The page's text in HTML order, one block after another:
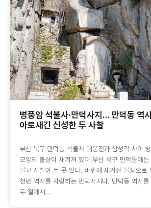
병풍암 석불사·만덕사지… 만덕동 역
아로새긴 신성한 두 사찰
부산 북구 만덕동 석불사 대웅전과 삼성각 사이
모양의 불상이 새겨져 있다.부산 북구 만덕동에
불교 사찰이 두 곳 있다. 바위에 새겨진 불상으로
천년 역사를 자랑하는 만덕사지다. 만덕동 역사
두 절에서...